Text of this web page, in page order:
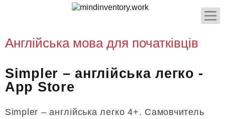
Англійська мова для початківців
Simpler – англійська легко -
App Store
Simpler – англійська легко 4+. Самовчитель